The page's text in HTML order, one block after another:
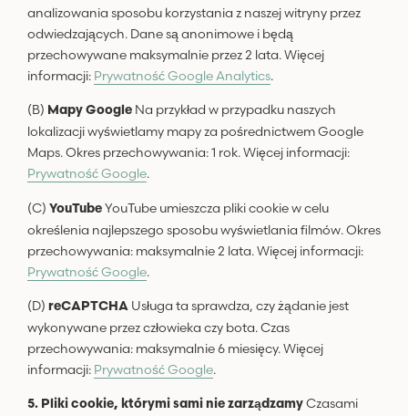
analizowania sposobu korzystania z naszej witryny przez
odwiedzających. Dane są anonimowe i będą
przechowywane maksymalnie przez 2 lata. Więcej
informacji: Prywatność Google Analytics.
(B) Mapy Google Na przykład w przypadku naszych
lokalizacji wyświetlamy mapy za pośrednictwem Google
Maps. Okres przechowywania: 1 rok. Więcej informacji:
Prywatność Google.
(C) YouTube YouTube umieszcza pliki cookie w celu
określenia najlepszego sposobu wyświetlania filmów. Okres
przechowywania: maksymalnie 2 lata. Więcej informacji:
Prywatność Google.
(D) reCAPTCHA Usługa ta sprawdza, czy żądanie jest
wykonywane przez człowieka czy bota. Czas
przechowywania: maksymalnie 6 miesięcy. Więcej
informacji: Prywatność Google.
5. Pliki cookie, którymi sami nie zarządzamy Czasami